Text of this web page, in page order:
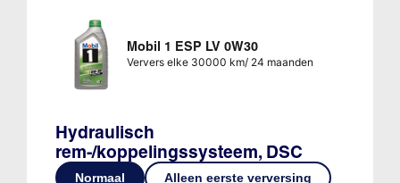
Mobil 1 ESP LV 0W30
Ververs elke 30000 km/ 24 maanden
Hydraulisch
rem-/koppelingssysteem, DSC
Normaal Alleen eerste verversing